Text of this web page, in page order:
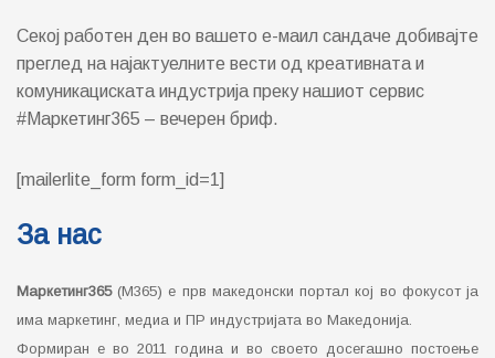
Секој работен ден во вашето е-маил сандаче добивајте
преглед на најактуелните вести од креативната и
комуникациската индустрија преку нашиот сервис
#Маркетинг365 – вечерен бриф.
[mailerlite_form form_id=1]
За нас
Маркетинг365(М365) е прв македонски портал кој во фокусот ја
има маркетинг, медиа и ПР индустријата во Македонија.
Формиран е во 2011 година и во своето досегашно постоење